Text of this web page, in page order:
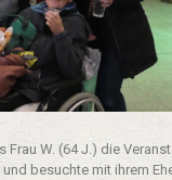
Frau W. (64 J.) die
besuchte mit ihrem